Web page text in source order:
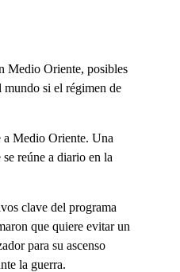
Medio Oriente, posibles
mundo si el régimen de
a Medio Oriente. Una
reúne a diario en la
clave del programa
que quiere evitar un
para su ascenso
la guerra.